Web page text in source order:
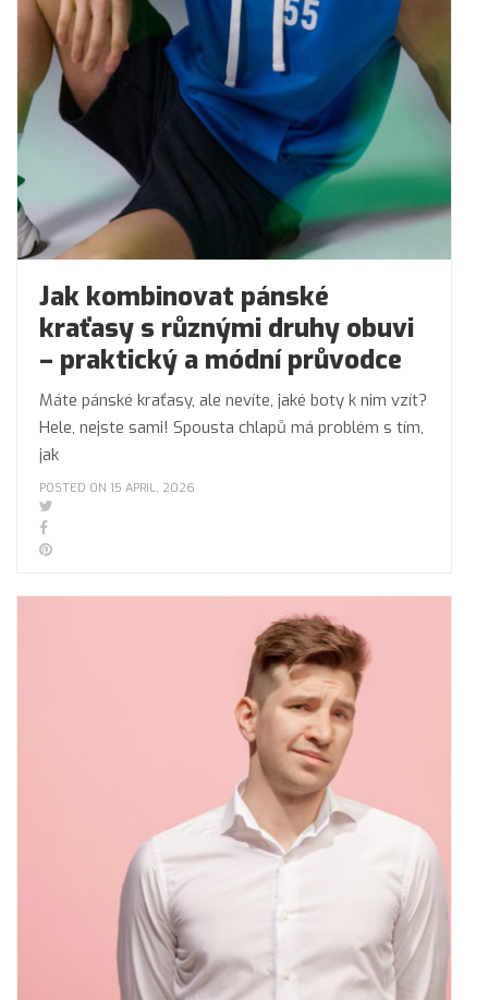
Jak kombinovat pánské
kraťasy s různými druhy obuvi
– praktický a módní průvodce
Máte pánské kraťasy, ale nevíte, jaké boty k nim vzít?
Hele, nejste sami! Spousta chlapů má problém s tím,
jak
POSTED ON 15 APRIL, 2026